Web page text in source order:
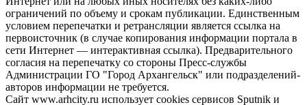
ограничений по объему и срокам публикации. Единственным
условием перепечатки и ретрансляции является ссылка на
первоисточник (в случае копирования информации портала в
сети Интернет — интерактивная ссылка). Предварительного
согласия на перепечатку со стороны Пресс-службы
Администрации ГО "Город Архангельск" или подразделений-
авторов информации не требуется.
Сайт www.arhcity.ru использует cookies сервисов Sputnik и